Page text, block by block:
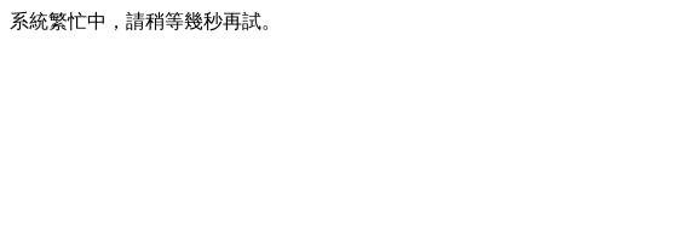
系統繁忙中，請稍等幾秒再試。